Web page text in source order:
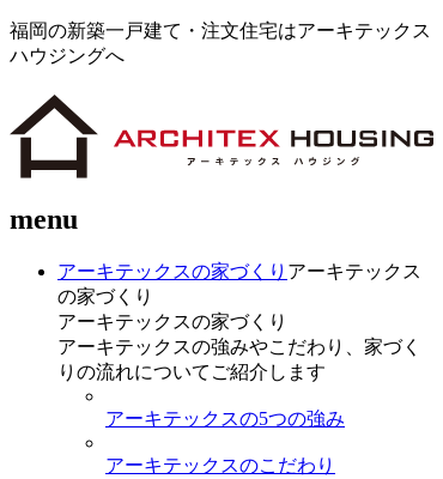
福岡の新築一戸建て・注文住宅はアーキテックス
ハウジングへ
menu
アーキテックスの家づくり アーキテックス
の家づくり
アーキテックスの家づくり
アーキテックスの強みやこだわり、家づく
りの流れについてご紹介します
アーキテックスの5つの強み
アーキテックスのこだわり